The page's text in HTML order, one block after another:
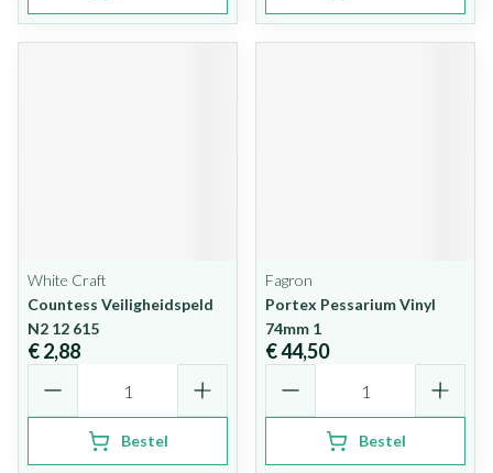
White Craft
Countess Veiligheidspeld
N2 12 615
€ 2,88
Bestel
Fagron
Portex Pessarium Vinyl
74mm 1
€ 44,50
Bestel